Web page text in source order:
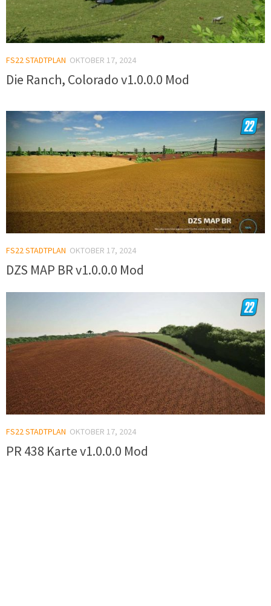
FS22 STADTPLAN OKTOBER 17, 2024
Die Ranch, Colorado v1.0.0.0 Mod
FS22 STADTPLAN OKTOBER 17, 2024
DZS MAP BR v1.0.0.0 Mod
FS22 STADTPLAN OKTOBER 17, 2024
PR 438 Karte v1.0.0.0 Mod